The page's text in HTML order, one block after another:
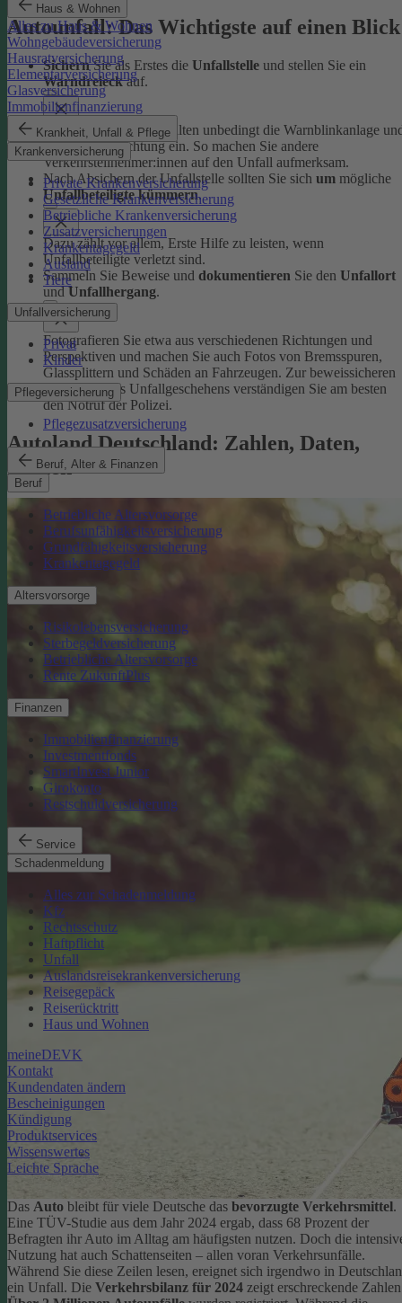
Haus & Wohnen
Alles zu Haus & Wohnen
Wohngebäudeversicherung
Hausratversicherung
Elementarversicherung
Glasversicherung
Immobilienfinanzierung
Krankheit, Unfall & Pflege
Krankenversicherung
Private Krankenversicherung
Gesetzliche Krankenversicherung
Betriebliche Krankenversicherung
Zusatzversicherungen
Krankentagegeld
Ausland
Tiere
Unfallversicherung
Privat
Kinder
Pflegeversicherung
Pflegezusatzversicherung
Beruf, Alter & Finanzen
Beruf
Betriebliche Altersvorsorge
Berufsunfähigkeitsversicherung
Grundfähigkeitsversicherung
Krankentagegeld
Altersvorsorge
Risikolebensversicherung
Sterbegeldversicherung
Betriebliche Altersvorsorge
Rente ZukunftPlus
Finanzen
Immobilienfinanzierung
Investmentfonds
SmartInvest Junior
Girokonto
Restschuldversicherung
Service
Schadenmeldung
Alles zur Schadenmeldung
Kfz
Rechtsschutz
Haftpflicht
Unfall
Auslandsreisekrankenversicherung
Reisegepäck
Reiserücktritt
Haus und Wohnen
meineDEVK
Kontakt
Kundendaten ändern
Bescheinigungen
Kündigung
Produktservices
Wissenswertes
Leichte Sprache
Autounfall: Das Wichtigste auf einen Blick
SichernSie als Erstes die Unfallstelle und stellen Sie ein
Warndreieckauf.
Schalten Sie beim Anhalten unbedingt die Warnblinkanlage
Fahrzeugbeleuchtung ein. So machen Sie andere
Verkehrsteilnehmer:innen auf den Unfall aufmerksam.
Nach Absichern der Unfallstelle sollten Sie sich um mögliche
Unfallbeteiligte kümmern.
Dazu zählt vor allem, Erste Hilfe zu leisten, wenn
Unfallbeteiligte verletzt sind.
Sammeln Sie Beweise und dokumentieren Sie den Unfallort
undUnfallhergang.
Fotografieren Sie etwa aus verschiedenen Richtungen und
Perspektiven und machen Sie auch Fotos von Bremsspuren,
Glassplittern und Schäden an Fahrzeugen. Zur beweissicheren
Aufnahme des Unfallgeschehens verständigen Sie am besten
den Notruf der Polizei.
Autoland Deutschland: Zahlen, Daten,
Fakten
Das Auto bleibt für viele Deutsche das bevorzugte Verkehrsmittel.
Eine TÜV-Studie aus dem Jahr 2024 ergab, dass 68 Prozent der
Befragten ihr Auto im Alltag am häufigsten nutzen. Doch die
Nutzung hat auch Schattenseiten – allen voran Verkehrsunfälle.
Während Sie diese Zeilen lesen, ereignet sich irgendwo in
ein Unfall. Die Verkehrsbilanz für 2024 zeigt erschreckende